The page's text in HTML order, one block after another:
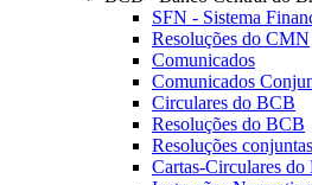
SFN - Sistema
Resoluções do CMN
Comunicados
Comunicados
Circulares do BCB
Resoluções do BCB
Resoluções conjuntas
Cartas-Circulares do